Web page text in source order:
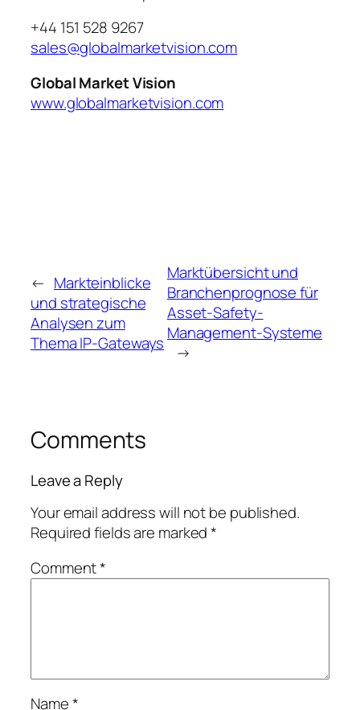
+44 151 528 9267
sales@globalmarketvision.com
Global Market Vision
www.globalmarketvision.com
← Markteinblicke
und strategische
Analysen zum
Thema IP-Gateways
Marktübersicht und
Branchenprognose für
Asset-Safety-
Management-Systeme
→
Comments
Leave a Reply
Your email address will not be published.
Required fields are marked*
Comment*
Name*